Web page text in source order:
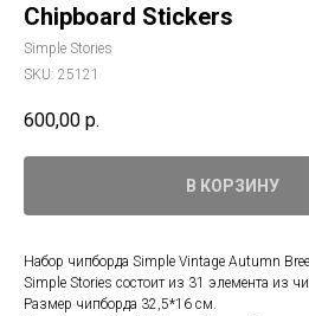
Chipboard Stickers
Simple Stories
SKU: 25121
600,00 р.
В КОРЗИНУ
Набор чипборда Simple Vintage Autumn
Simple Stories состоит из 31 элемента из
Размер чипборда 32,5*16 см.